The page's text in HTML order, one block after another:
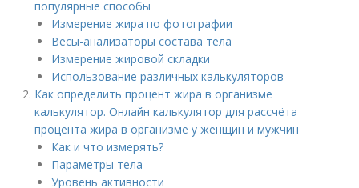
популярные способы
Измерение жира по фотографии
Весы-анализаторы состава тела
Измерение жировой складки
Использование различных калькуляторов
Как определить процент жира в организме
калькулятор. Онлайн калькулятор для рассчёта
процента жира в организме у женщин и мужчин
Как и что измерять?
Параметры тела
Уровень активности